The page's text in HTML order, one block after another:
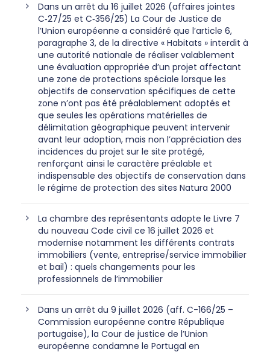
Dans un arrêt du 16 juillet 2026 (affaires jointes
C‑27/25 et C‑356/25) La Cour de Justice de
l’Union européenne a considéré que l’article 6,
paragraphe 3, de la directive « Habitats » interdit à
une autorité nationale de réaliser valablement
une évaluation appropriée d’un projet affectant
une zone de protections spéciale lorsque les
objectifs de conservation spécifiques de cette
zone n’ont pas été préalablement adoptés et
que seules les opérations matérielles de
délimitation géographique peuvent intervenir
avant leur adoption, mais non l’appréciation des
incidences du projet sur le site protégé,
renforçant ainsi le caractère préalable et
indispensable des objectifs de conservation dans
le régime de protection des sites Natura 2000
La chambre des représentants adopte le Livre 7
du nouveau Code civil ce 16 juillet 2026 et
modernise notamment les différents contrats
immobiliers (vente, entreprise/service immobilier
et bail) : quels changements pour les
professionnels de l’immobilier
Dans un arrêt du 9 juillet 2026 (aff. C-166/25 –
Commission européenne contre République
portugaise), la Cour de justice de l’Union
européenne condamne le Portugal en